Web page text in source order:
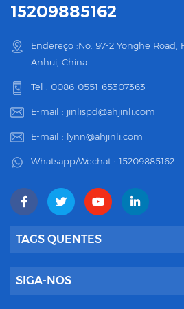
15209885162
Endereço :No. 97-2 Yonghe Road,
Anhui, China
Tel : 0086-0551-65307363
E-mail : jinlispd@ahjinli.com
E-mail : lynn@ahjinli.com
Whatsapp/Wechat : 15209885162
TAGS QUENTES
SIGA-NOS